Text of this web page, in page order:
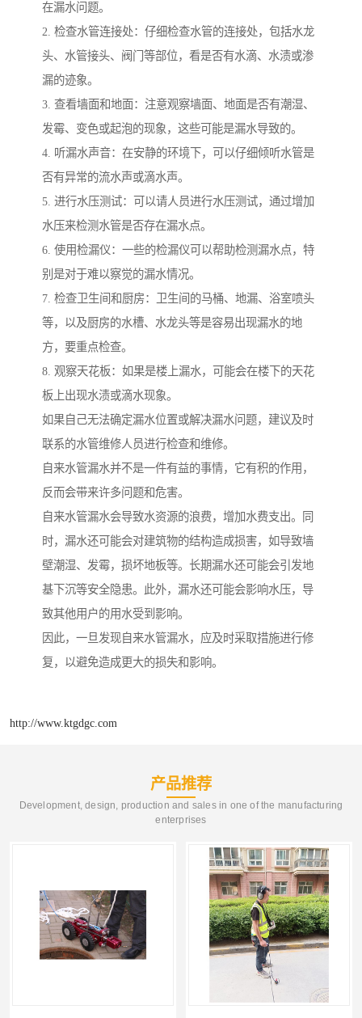
在漏水问题。
2. 检查水管连接处：仔细检查水管的连接处，包括水龙
头、水管接头、阀门等部位，看是否有水滴、水渍或渗
漏的迹象。
3. 查看墙面和地面：注意观察墙面、地面是否有潮湿、
发霉、变色或起泡的现象，这些可能是漏水导致的。
4. 听漏水声音：在安静的环境下，可以仔细倾听水管是
否有异常的流水声或滴水声。
5. 进行水压测试：可以请人员进行水压测试，通过增加
水压来检测水管是否存在漏水点。
6. 使用检漏仪：一些的检漏仪可以帮助检测漏水点，特
别是对于难以察觉的漏水情况。
7. 检查卫生间和厨房：卫生间的马桶、地漏、浴室喷头
等，以及厨房的水槽、水龙头等是容易出现漏水的地
方，要重点检查。
8. 观察天花板：如果是楼上漏水，可能会在楼下的天花
板上出现水渍或滴水现象。
如果自己无法确定漏水位置或解决漏水问题，建议及时
联系的水管维修人员进行检查和维修。
自来水管漏水并不是一件有益的事情，它有积的作用，
反而会带来许多问题和危害。
自来水管漏水会导致水资源的浪费，增加水费支出。同
时，漏水还可能会对建筑物的结构造成损害，如导致墙
壁潮湿、发霉，损坏地板等。长期漏水还可能会引发地
基下沉等安全隐患。此外，漏水还可能会影响水压，导
致其他用户的用水受到影响。
因此，一旦发现自来水管漏水，应及时采取措施进行修
复，以避免造成更大的损失和影响。
http://www.ktgdgc.com
产品推荐
Development, design, production and sales in one of the manufacturing
enterprises